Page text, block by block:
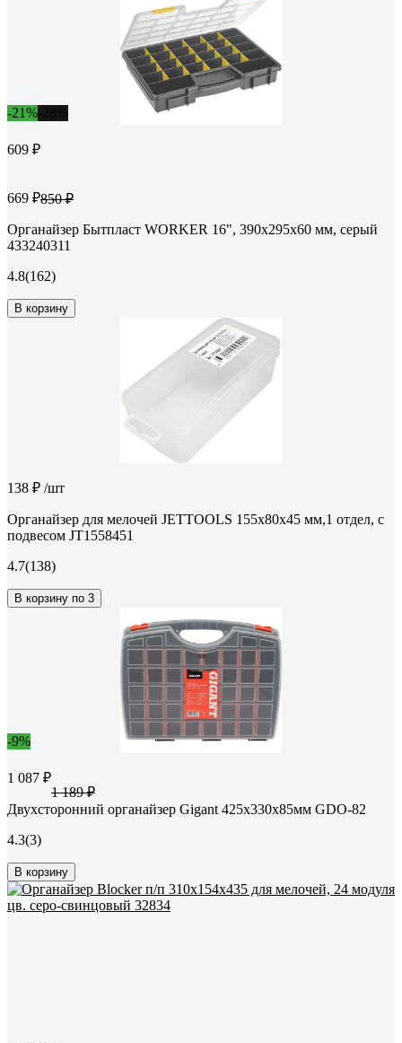
-21%
609 ₽
669 ₽850 ₽
Органайзер Бытпласт WORKER 16", 390х295х60 мм, серый
433240311
4.8(162)
В корзину
138 ₽ /шт
Органайзер для мелочей JETTOOLS 155x80x45 мм,1 отдел, с
подвесом JT1558451
4.7(138)
В корзину по 3
-9%
1 087 ₽
1 189 ₽
Двухсторонний органайзер Gigant 425x330x85мм GDO-82
4.3(3)
В корзину